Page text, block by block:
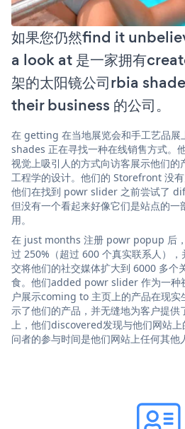
如果您仍然find it
a look at 是一家拥有
架的太阳镜公司rbia
their business 的公司。
在 getting 在当地展览会和手工艺品展
shades 正在寻找一种在线销售方式
视觉上吸引人的方式向访客展示他们的
工程学的设计。他们的 Storefront 没有
他们在找到 powr slider 之前尝试了
但没有一个看起来好像它们是站点的一
用。
在 just months 注册 powr popup 后
过 250%（超过 600 个真实联系人）
交将他们的社交媒体扩大到 6000 多个
食。他们added powr slider 作为一种
户展示coming to 主页上的产品在现实
示了他们的产品，并无缝地为客户提供
上，他们discovered发现与他们网站
问者的参与时间是他们网站上任何其他